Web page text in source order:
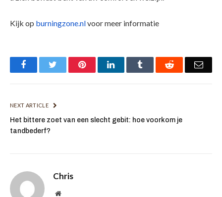
Kijk op burningzone.nlvoor meer informatie
FacebookTwitter PinterestLinkedIn Tumblr Reddit
NEXT ARTICLE
Het bittere zoet van een slecht gebit: hoe voorkom je
tandbederf?
Chris
Website